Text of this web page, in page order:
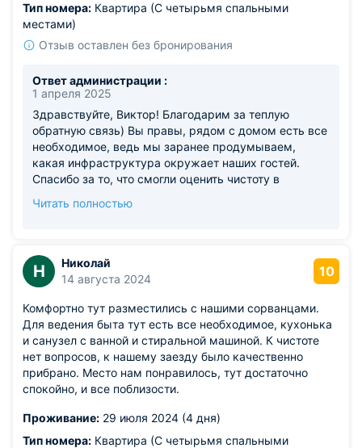
Тип номера: Квартира (С четырьмя спальными
местами)
Отзыв оставлен без бронирования
Ответ администрации :
1 апреля 2025
Здравствуйте, Виктор! Благодарим за теплую
обратную связь) Вы правы, рядом с домом есть все
необходимое, ведь мы заранее продумываем,
какая инфраструктура окружает наших гостей.
Спасибо за то, что смогли оценить чистоту в
как и предоставить для вас всю технику,
Читать полностью
Н
Николай
14 августа 2024
10
Комфортно тут разместились с нашими сорванцами.
Для ведения быта тут есть все необходимое, кухонька
и санузел с ванной и стиральной машиной. К чистоте
нет вопросов, к нашему заезду было качественно
прибрано. Место нам понравилось, тут достаточно
спокойно, и все поблизости.
Проживание: 29 июля 2024 (4 дня)
Тип номера: Квартира (С четырьмя спальными